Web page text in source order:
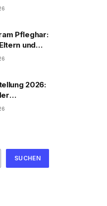
Pfleghar:
und
2026:
SUCHEN